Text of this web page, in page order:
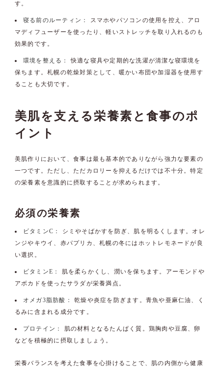
す。
寝る前のルーティン：
スマホやパソコンの使用を控え、アロ
マディフューザーを使ったり、軽いストレッチを取り入れるのも
効果的です。
環境を整える：
快適な寝具や定期的な洗濯が清潔な寝環境を
保ちます。札幌の乾燥対策として、暖かい布団や加湿器を使用す
ることも大切です。
美肌を支える栄養素と食事のポ
イント
美肌作りにおいて、食事は最も基本的でありながら強力な要素の
一つです。ただし、ただカロリーを抑えるだけでは不十分。特定
の栄養素を意識的に摂取することが求められます。
必須の栄養素
ビタミンC：
シミやそばかすを防ぎ、肌を明るくします。オレ
ンジやキウイ、赤パプリカ、札幌の冬にはホットレモネードが良
い選択。
ビタミンE：
肌を柔らかくし、潤いを保ちます。アーモンドや
アボカドを使ったサラダが栄養満点。
オメガ3脂肪酸：
乾燥や炎症を防ぎます。青魚や亜麻仁油、く
るみに含まれる成分です。
プロテイン：
肌の材料となるたんぱく質。鶏胸肉や豆腐、卵
などを積極的に摂取しましょう。
栄養バランスを考えた食事を心掛けることで、肌の内側から健康